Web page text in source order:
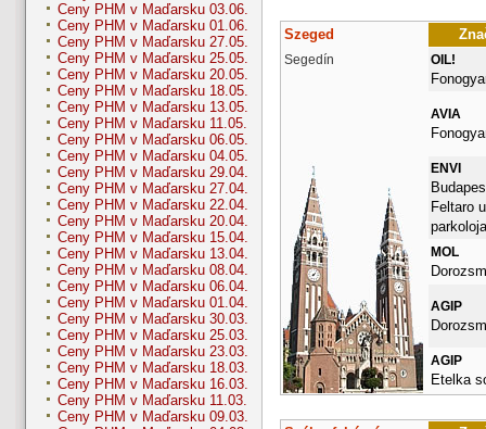
Ceny PHM v Maďarsku 03.06.
Ceny PHM v Maďarsku 01.06.
Ceny PHM v Maďarsku 27.05.
Ceny PHM v Maďarsku 25.05.
Ceny PHM v Maďarsku 20.05.
Ceny PHM v Maďarsku 18.05.
Ceny PHM v Maďarsku 13.05.
Ceny PHM v Maďarsku 11.05.
Ceny PHM v Maďarsku 06.05.
Ceny PHM v Maďarsku 04.05.
Ceny PHM v Maďarsku 29.04.
Ceny PHM v Maďarsku 27.04.
Ceny PHM v Maďarsku 22.04.
Ceny PHM v Maďarsku 20.04.
Ceny PHM v Maďarsku 15.04.
Ceny PHM v Maďarsku 13.04.
Ceny PHM v Maďarsku 08.04.
Ceny PHM v Maďarsku 06.04.
Ceny PHM v Maďarsku 01.04.
Ceny PHM v Maďarsku 30.03.
Ceny PHM v Maďarsku 25.03.
Ceny PHM v Maďarsku 23.03.
Ceny PHM v Maďarsku 18.03.
Ceny PHM v Maďarsku 16.03.
Ceny PHM v Maďarsku 11.03.
Ceny PHM v Maďarsku 09.03.
Szeged
Segedín OIL!
AVIA
ENVI
Feltaro
MOL
AGIP
AGIP
Etelka